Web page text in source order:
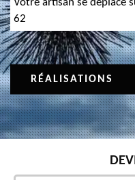
62
RÉALISATIONS